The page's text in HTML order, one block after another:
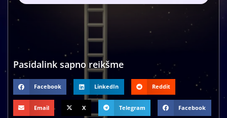
Pasidalink sapno reikšme
Facebook LinkedIn Reddit
Email X Telegram Facebook